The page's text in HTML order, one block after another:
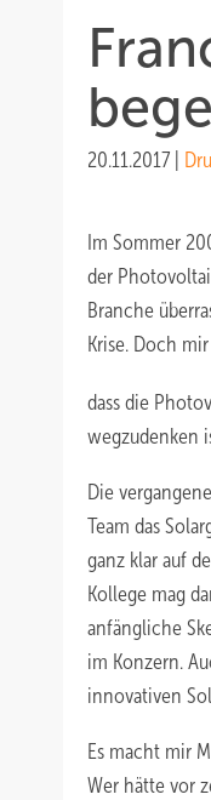
20.11.2017
Im Sommer
der
Branche
Krise. Doch
dass die
wegzudenken
Die
Team das
ganz klar auf
Kollege mag
anfängliche
im Konzern.
innovativen
Es macht mir
Wer hätte vor